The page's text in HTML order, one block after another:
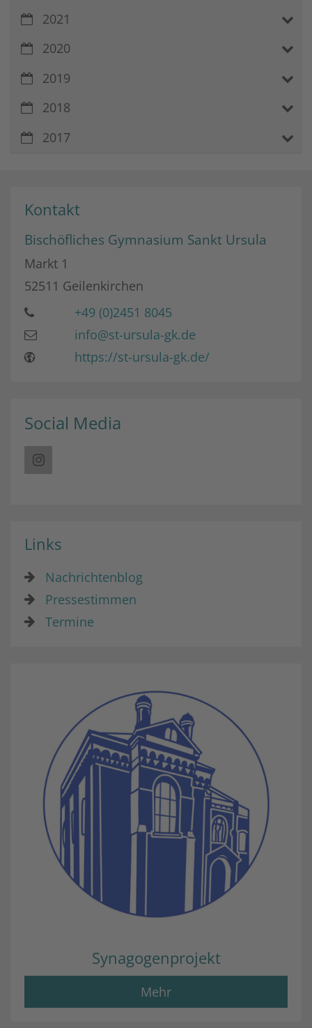
2021
2020
2019
2018
2017
Kontakt
Bischöfliches Gymnasium Sankt Ursula
Markt 1
52511 Geilenkirchen
+49 (0)2451 8045
info@st-ursula-gk.de
https://st-ursula-gk.de/
Social Media
Links
Nachrichtenblog
Pressestimmen
Termine
Synagogenprojekt
Mehr